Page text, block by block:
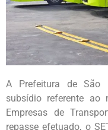
A Prefeitura de São
subsídio referente
Empresas de
repasse efetuado, o